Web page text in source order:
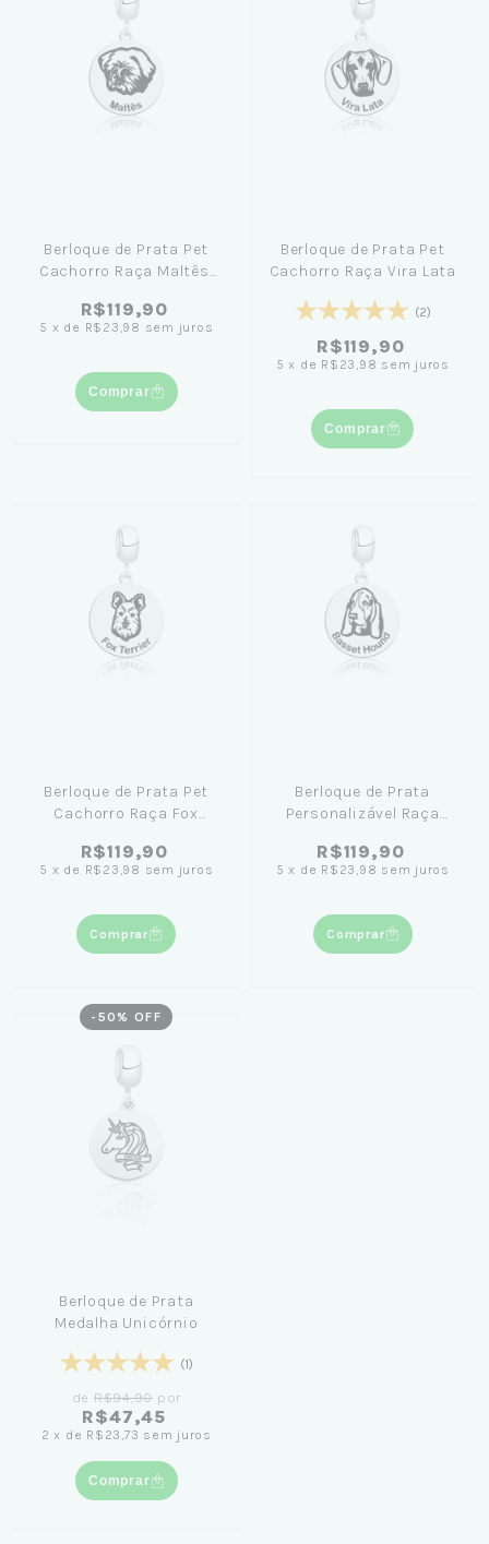
Berloque de Prata Pet
Cachorro Raça Maltês:
de seu Pet Favorito
R$119,90
5 x de R$23,98 sem juros
Comprar
Berloque de Prata Pet
Cachorro Raça Vira Lata
(2)
R$119,90
5 x de R$23,98 sem juros
Comprar
Berloque de Prata Pet
Cachorro Raça Fox
Carinho em Todos os
Momentos
R$119,90
5 x de R$23,98 sem juros
Comprar
Berloque de Prata
Personalizável Raça
R$119,90
5 x de R$23,98 sem juros
Comprar
- 50 % OFF
Berloque de Prata
Medalha Unicórnio
(1)
de R$94,90 por
R$47,45
2 x de R$23,73 sem juros
Comprar